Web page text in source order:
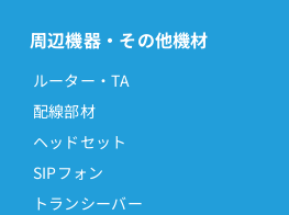
周辺機器・その他機材
ルーター・TA
配線部材
ヘッドセット
SIPフォン
トランシーバー